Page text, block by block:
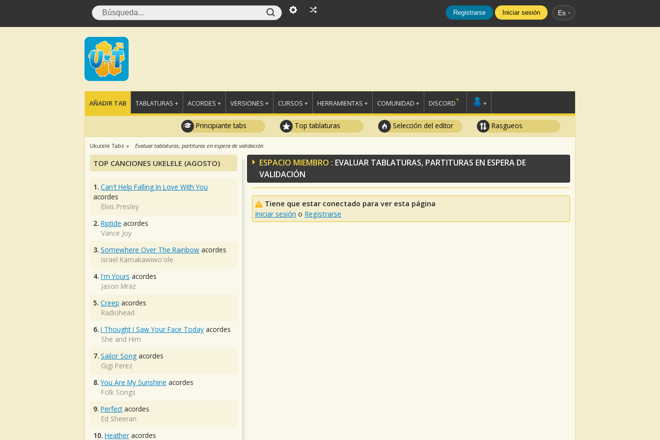
Registrarse Iniciar sesión Es
AÑADIR TAB TABLATURAS + ACORDES + VERSIONES + CURSOS + HERRAMIENTAS + COMUNIDAD + DISCORD +
Principiante tabs Top tablaturas Selección del editor Rasgueos
Ukulele Tabs Evaluar tablaturas, partituras en espera de validación
ESPACIO MIEMBRO : EVALUAR TABLATURAS, PARTITURAS EN ESPERA DE
VALIDACIÓN
Tiene que estar conectado para ver esta página
Iniciar sesión o Registrarse
TOP CANCIONES UKELELE (AGOSTO)
1. Can't Help Falling In Love With You
acordes
Elvis Presley
2. Riptide acordes
Vance Joy
3. Somewhere Over The Rainbow acordes
Israel Kamakawiwo'ole
4. I'm Yours acordes
Jason Mraz
5. Creep acordes
Radiohead
6. I Thought I Saw Your Face Today acordes
She and Him
7. Sailor Song acordes
Gigi Perez
8. You Are My Sunshine acordes
Folk Songs
9. Perfectacordes
Ed Sheeran
10. Heather acordes